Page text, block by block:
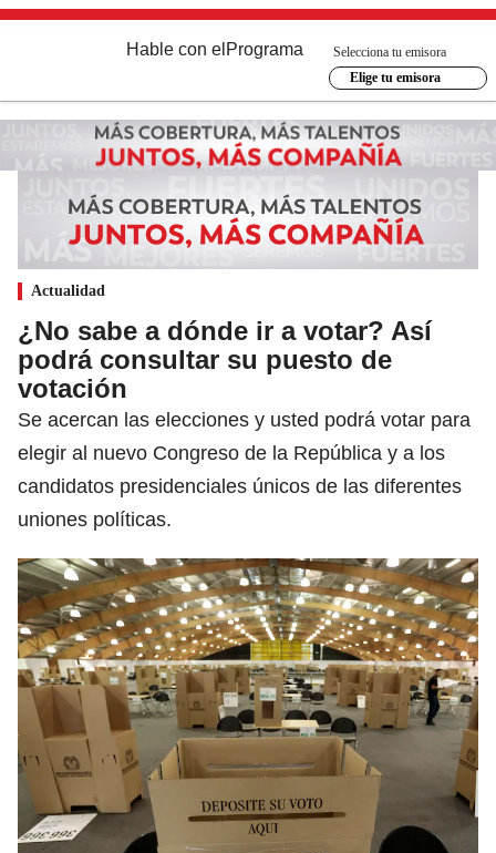
Hable con el Programa
Selecciona tu emisora
Elige tu emisora
Actualidad
¿No sabe a dónde ir a votar? Así
podrá consultar su puesto de
votación
Se acercan las elecciones y usted podrá votar para
elegir al nuevo Congreso de la República y a los
candidatos presidenciales únicos de las diferentes
uniones políticas.